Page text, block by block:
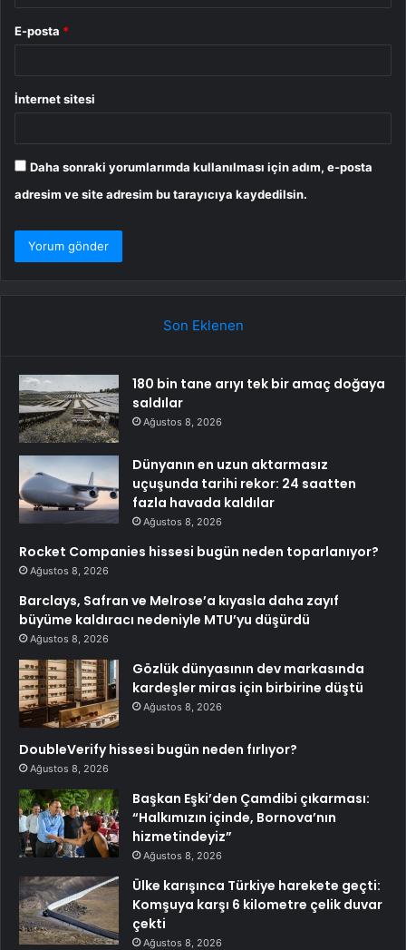
E-posta *
İnternet sitesi
Daha sonraki yorumlarımda kullanılması için adım, e-posta
adresim ve site adresim bu tarayıcıya kaydedilsin.
Son Eklenen
180 bin tane arıyı tek bir amaç doğaya
saldılar
Ağustos 8, 2026
Dünyanın en uzun aktarmasız
uçuşunda tarihi rekor: 24 saatten
fazla havada kaldılar
Ağustos 8, 2026
Rocket Companies hissesi bugün neden toparlanıyor?
Ağustos 8, 2026
Barclays, Safran ve Melrose’a kıyasla daha zayıf
büyüme kaldıracı nedeniyle MTU’yu düşürdü
Ağustos 8, 2026
Gözlük dünyasının dev markasında
kardeşler miras için birbirine düştü
Ağustos 8, 2026
DoubleVerify hissesi bugün neden fırlıyor?
Ağustos 8, 2026
Başkan Eşki’den Çamdibi çıkarması:
“Halkımızın içinde, Bornova’nın
hizmetindeyiz”
Ağustos 8, 2026
Ülke karışınca Türkiye harekete geçti:
Komşuya karşı 6 kilometre çelik duvar
çekti
Ağustos 8, 2026